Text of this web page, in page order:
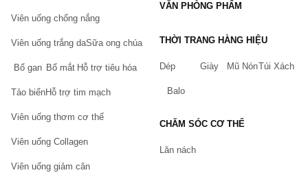
Viên uống chống nắng
Viên uống trắng daSữa ong chúa
Bổ gan Bổ mắt Hỗ trợ tiêu hóa
Tảo biểnHỗ trợ tim mạch
Viên uống thơm cơ thể
Viên uống Collagen
Viên uống giảm cân
VĂN PHÒNG PHẨM
THỜI TRANG HÀNG HIỆU
Dép Giày Mũ NónTúi Xách
Balo
CHĂM SÓC CƠ THỂ
Lăn nách